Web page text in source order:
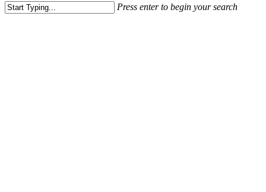
Press enter to begin your search